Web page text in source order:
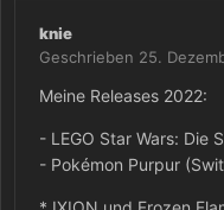
knie
Geschrieben 25.
Meine Releases 2022:
- LEGO Star Wars: Die
- Pokémon Purpur